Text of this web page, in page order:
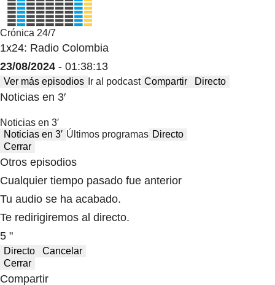
Crónica 24/7
1x24: Radio Colombia
23/08/2024 - 01:38:13
Ver más episodios Ir al podcast Compartir Directo
Noticias en 3′
Noticias en 3′
Noticias en 3′ Últimos programas Directo
Cerrar
Otros episodios
Cualquier tiempo pasado fue anterior
Tu audio se ha acabado.
Te redirigiremos al directo.
5 "
Directo
Cancelar
Cerrar
Compartir